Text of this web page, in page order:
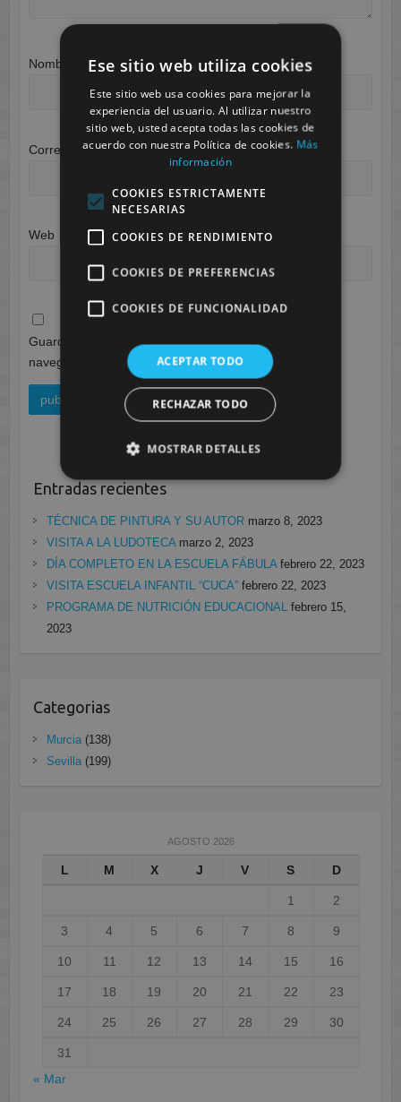
Nombre
Correo electrónico*
Web
Guarda mi nombre, correo electrónico y web en este
navegador para la próxima vez que comente.
Entradas recientes
TÉCNICA DE PINTURA Y SU AUTOR marzo 8, 2023
VISITA A LA LUDOTECA marzo 2, 2023
DÍA COMPLETO EN LA ESCUELA FÁBULA febrero 22, 2023
VISITA ESCUELA INFANTIL “CUCA” febrero 22, 2023
PROGRAMA DE NUTRICIÓN EDUCACIONAL febrero 15,
2023
Categorias
Murcia(138)
Sevilla(199)
AGOSTO 2026
L M X J V S D
1 2
3 4 5 6 7 8 9
10 11 12 13 14 15 16
17 18 19 20 21 22 23
24 25 26 27 28 29 30
31
« Mar
Ese sitio web utiliza cookies
Este sitio web usa cookies para mejorar la
experiencia del usuario. Al utilizar nuestro
sitio web, usted acepta todas las cookies de
acuerdo con nuestra Política de cookies. Más
información
COOKIES ESTRICTAMENTE
NECESARIAS
COOKIES DE RENDIMIENTO
COOKIES DE PREFERENCIAS
COOKIES DE FUNCIONALIDAD
ACEPTAR TODO
RECHAZAR TODO
MOSTRAR DETALLES